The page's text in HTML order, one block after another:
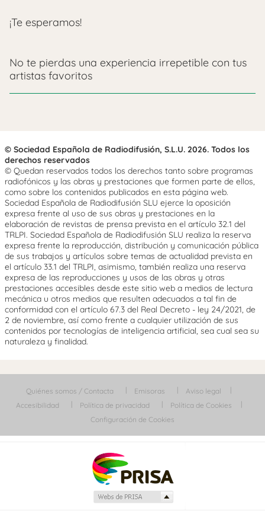
¡Te esperamos!
No te pierdas una experiencia irrepetible con tus
artistas favoritos
© Sociedad Española de Radiodifusión, S.L.U. 2026. Todos los
derechos reservados
© Quedan reservados todos los derechos tanto sobre programas
radiofónicos y las obras y prestaciones que formen parte de ellos,
como sobre los contenidos publicados en esta página web.
Sociedad Española de Radiodifusión SLU ejerce la oposición
expresa frente al uso de sus obras y prestaciones en la
elaboración de revistas de prensa prevista en el artículo 32.1 del
TRLPI. Sociedad Española de Radiodifusión SLU realiza la reserva
expresa frente la reproducción, distribución y comunicación pública
de sus trabajos y artículos sobre temas de actualidad prevista en
el artículo 33.1 del TRLPI, asimismo, también realiza una reserva
expresa de las reproducciones y usos de las obras y otras
prestaciones accesibles desde este sitio web a medios de lectura
mecánica u otros medios que resulten adecuados a tal fin de
conformidad con el artículo 67.3 del Real Decreto - ley 24/2021, de
2 de noviembre, así como frente a cualquier utilización de sus
contenidos por tecnologías de inteligencia artificial, sea cual sea su
naturaleza y finalidad.
Quiénes somos / Contacta Emisoras
Aviso legal
Accesibilidad
Política de privacidad
Política de Cookies
Configuración de Cookies